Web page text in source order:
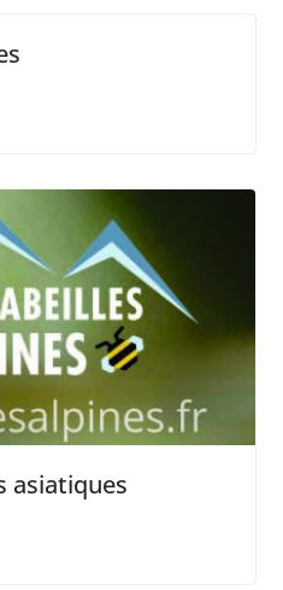
asiatiques